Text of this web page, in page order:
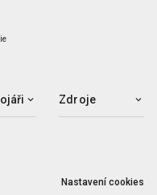
Zdroje
Nastavení cookies